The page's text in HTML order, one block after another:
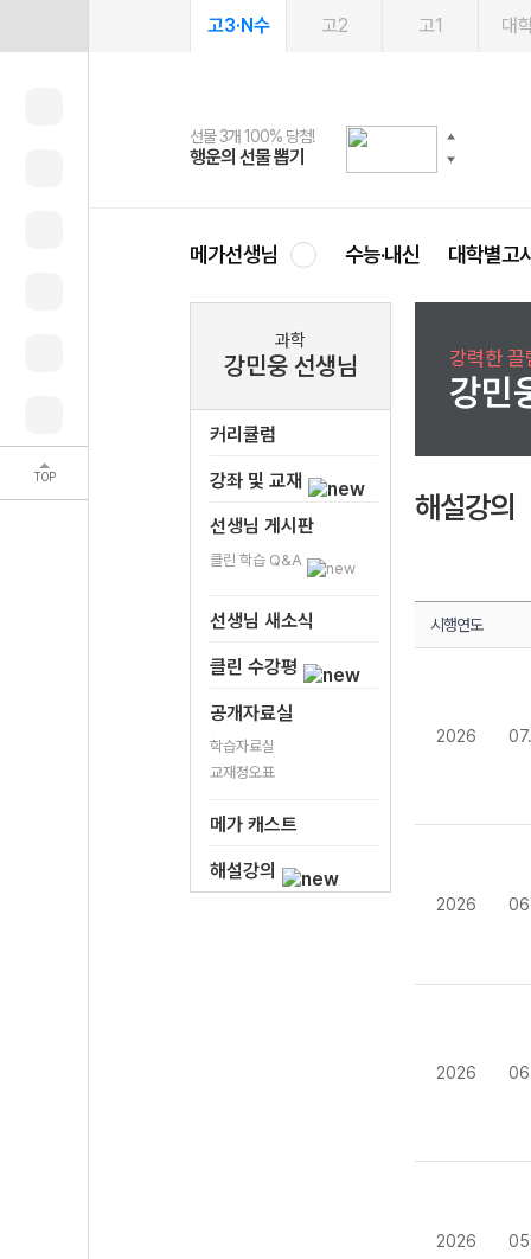
TOP
고3·N수 고2 고1 대
선물 3개 100% 당첨!
행운의 선물 뽑기
선물 100% 증정!
메가스터디 X 올리브
여름방학 스터디 캐시백
메가런 썸머스쿨
2027 러셀 단과
강사 공개선발
스마트러닝앱
설문 EVENT
메가패스
3일 무료 체험권
메가패스 수강생 무료혜택!
메가클럽 멤버십
사회공헌 캠페인
희망이룸 메가나눔
메가선생님 수능·내신 대학별고
과학
강민웅 선생님
커리큘럼
강좌 및 교재
선생님 게시판
클린 학습 Q&A
선생님 새소식
클린 수강평
공개자료실
학습자료실
교재정오표
메가 캐스트
해설강의
강력한
강민
해설강의
시행연도
2026
2026
2026
2026